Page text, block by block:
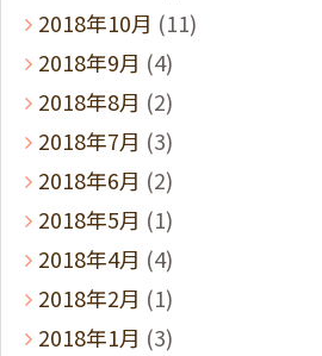
2018年10月 (11)
2018年9月 (4)
2018年8月 (2)
2018年7月 (3)
2018年6月 (2)
2018年5月 (1)
2018年4月 (4)
2018年2月 (1)
2018年1月 (3)